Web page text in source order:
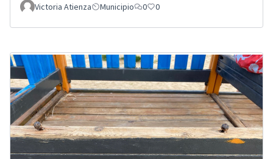
Victoria Atienza
Municipio 0 0